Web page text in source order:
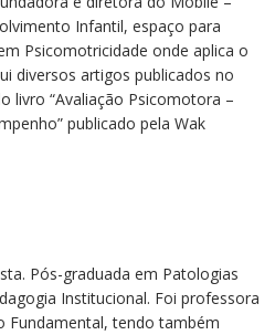
Infantil, espaço para
Psicomotricidade onde aplica o
diversos artigos publicados no
livro “Avaliação Psicomotora –
publicado pela Wak
Pós-graduada em Patologias
Institucional. Foi professora
Fundamental, tendo também